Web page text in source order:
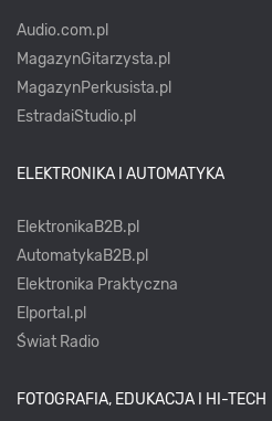
Audio.com.pl
MagazynGitarzysta.pl
MagazynPerkusista.pl
EstradaiStudio.pl
ELEKTRONIKA I AUTOMATYKA
ElektronikaB2B.pl
AutomatykaB2B.pl
Elektronika Praktyczna
Elportal.pl
Świat Radio
FOTOGRAFIA, EDUKACJA I HI-TECH